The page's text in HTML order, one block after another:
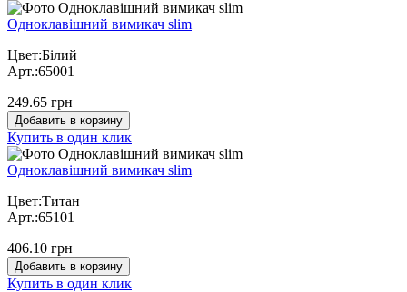
Одноклавішний вимикач slim
Цвет:Білий
Арт.:65001
249.65 грн
Добавить в корзину
Купить в один клик
Одноклавішний вимикач slim
Цвет:Титан
Арт.:65101
406.10 грн
Добавить в корзину
Купить в один клик